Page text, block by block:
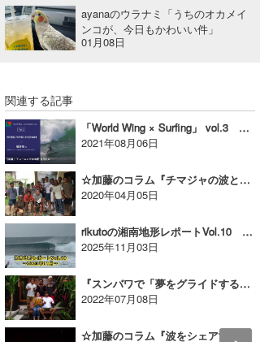
ayanaのウラナミ「うちのオカメイ
ンコが、今日もかわいい件」
01月08日
関連する記事
「World Wing × Surfing」 vol.3 堀野稔プロにインタビュー！（前編）
2021年08月06日
☆加藤のコラム『チマジャの波と、パウダーをアモーレする男たち!!Vol.2』
2020年04月05日
rikutoの湘南地形レポートVol.10 〜2025年11月〜
2025年11月03日
『スンバワで「夢をグライドする」 Vol.3』
2022年07月08日